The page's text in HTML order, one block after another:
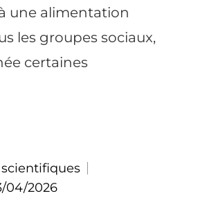
une alimentation
les groupes sociaux,
certaines
scientifiques
04/2026